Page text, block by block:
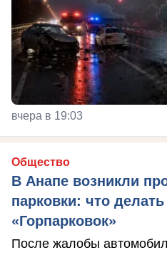
вчера в 19:03
Общество
В Анапе возникли
парковки: что
«Горпарковок»
После жалобы